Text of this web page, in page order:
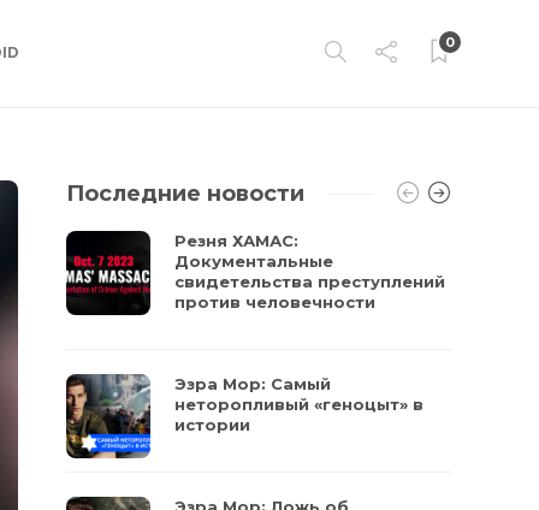
0
Последние новости
Резня ХАМАС:
Документальные
свидетельства преступлений
против человечности
Эзра Мор: Самый
неторопливый «геноцыт» в
истории